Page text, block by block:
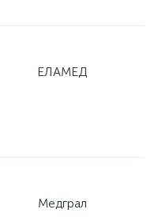
ЕЛАМЕД
Медграл